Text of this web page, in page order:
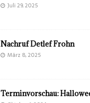
Juli 29, 2025
Nachruf Detlef Frohn
März 8, 2025
Terminvorschau: